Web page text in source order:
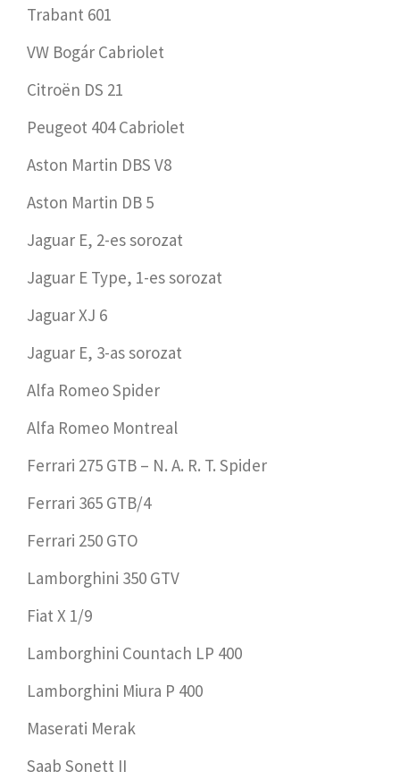
Trabant 601
VW Bogár Cabriolet
Citroën DS 21
Peugeot 404 Cabriolet
Aston Martin DBS V8
Aston Martin DB 5
Jaguar E, 2-es sorozat
Jaguar E Type, 1-es sorozat
Jaguar XJ 6
Jaguar E, 3-as sorozat
Alfa Romeo Spider
Alfa Romeo Montreal
Ferrari 275 GTB – N. A. R. T. Spider
Ferrari 365 GTB/4
Ferrari 250 GTO
Lamborghini 350 GTV
Fiat X 1/9
Lamborghini Countach LP 400
Lamborghini Miura P 400
Maserati Merak
Saab Sonett II